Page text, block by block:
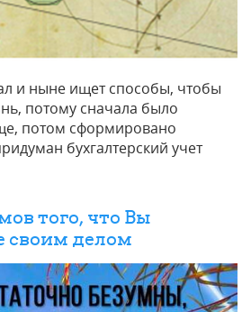
и ныне ищет способы, чтобы
потому сначала было
потом сформировано
бухгалтерский учет
того, что Вы
своим делом